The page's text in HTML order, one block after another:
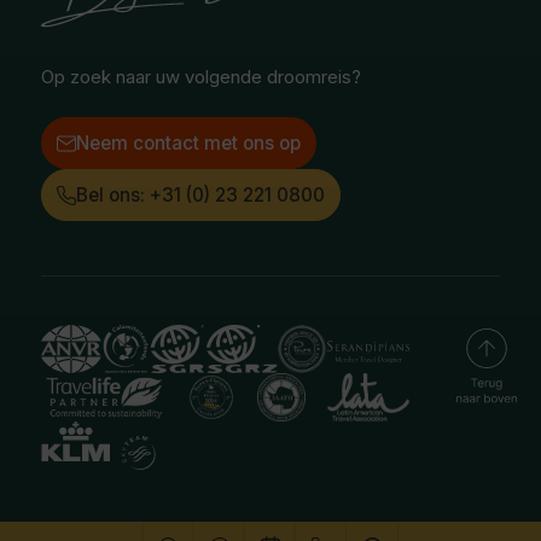
Instagram
Op zoek naar uw volgende droomreis?
Neem contact met ons op
Bel ons: +31 (0) 23 221 0800